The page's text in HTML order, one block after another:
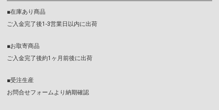
■在庫あり商品
ご入金完了後1-3営業日以内に出荷
■お取寄商品
ご入金完了後約1ヶ月前後に出荷
■受注生産
お問合せフォームより納期確認